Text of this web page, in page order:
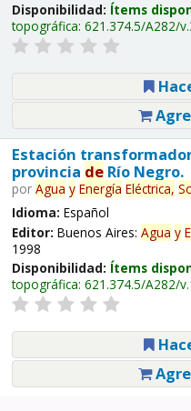
Disponibilidad: Ítems
topográfica: 621.374.5/A282/
Estación
provincia deRío Negro.
por Agua y Energía Eléctrica,
Idioma: Español
Editor: Buenos Aires: Agua y
1998
Disponibilidad: Ítems
topográfica: 621.374.5/A282/